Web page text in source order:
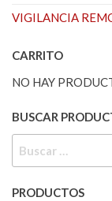
VIGILANCIA
CARRITO
NO HAY
BUSCAR
PRODUCTOS